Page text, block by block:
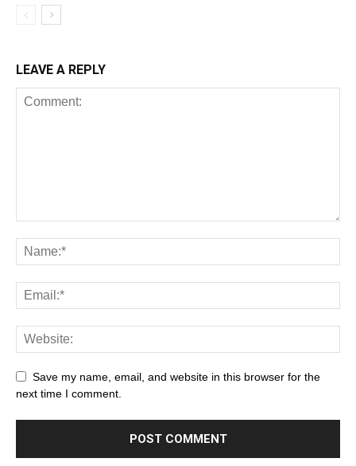
LEAVE A REPLY
Save my name, email, and website in this browser for the
next time I comment.